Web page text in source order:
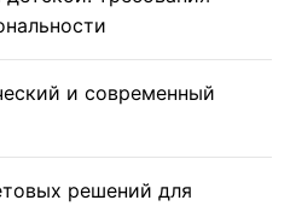
и современный
решений для